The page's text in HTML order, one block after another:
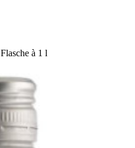
Flasche à 1 l